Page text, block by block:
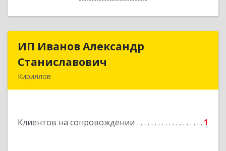
ИП Иванов Александр
Станиславович
Кириллов
Клиентов на сопровождении 1
ИП Иванов Александр
Подробнее